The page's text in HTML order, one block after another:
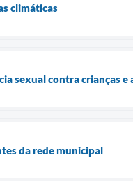
climáticas
sexual contra crianças e
da rede municipal